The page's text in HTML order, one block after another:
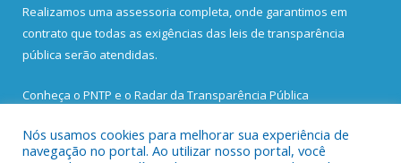
Realizamos uma assessoria completa, onde garantimos em
contrato que todas as exigências das leis de transparência
pública serão atendidas.
Conheça o PNTP e o Radar da Transparência Pública
Nós usamos cookies para melhorar sua experiência de
navegação no portal. Ao utilizar nosso portal, você